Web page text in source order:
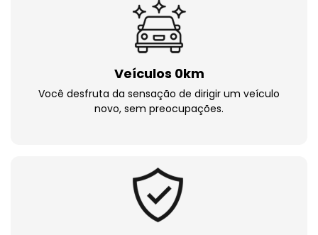
Veículos 0km
Você desfruta da sensação de dirigir um veículo
novo, sem preocupações.